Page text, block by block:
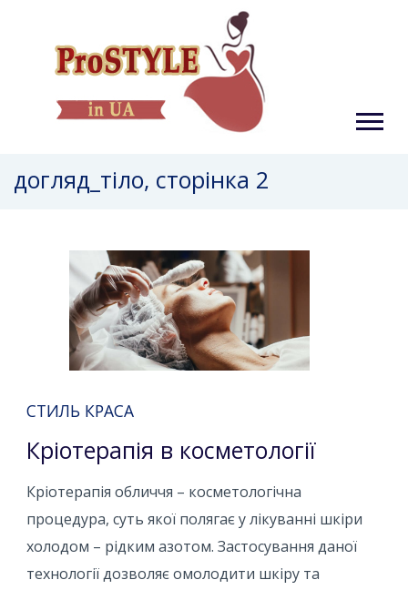
догляд_тіло, сторінка 2
СТИЛЬ КРАСА
Кріотерапія в косметології
Кріотерапія обличчя – косметологічна
процедура, суть якої полягає у лікуванні шкіри
холодом – рідким азотом. Застосування даної
технології дозволяє омолодити шкіру та